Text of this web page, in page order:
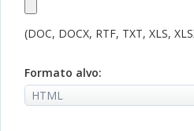
(DOC, DOCX, RTF, TXT, XLS,
Formato alvo: